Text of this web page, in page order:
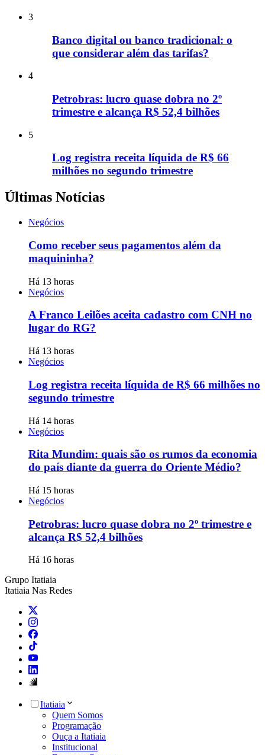
3
Banco digital ou banco tradicional: o
que considerar além das tarifas?
4
Petrobras: lucro quase dobra no 2º
trimestre e alcança R$ 52,4 bilhões
5
Log registra receita líquida de R$ 66
milhões no segundo trimestre
Últimas Notícias
Negócios
Como receber seus pagamentos além da
maquininha?
Há 13 horas
Negócios
A Franco Leilões aceita cadastro com CNH no
lugar do RG?
Há 13 horas
Negócios
Log registra receita líquida de R$ 66 milhões no
segundo trimestre
Há 14 horas
Negócios
Rita Mundim: quais são os rumos da economia
do país diante da guerra do Oriente Médio?
Há 15 horas
Negócios
Petrobras: lucro quase dobra no 2º trimestre e
alcança R$ 52,4 bilhões
Há 16 horas
Grupo Itatiaia
Itatiaia Nas Redes
Itatiaia
Quem Somos
Programação
Ouça a Itatiaia
Institucional